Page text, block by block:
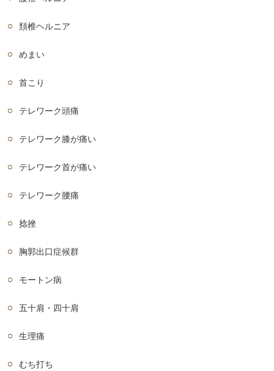
頚椎ヘルニア
めまい
首こり
テレワーク頭痛
テレワーク膝が痛い
テレワーク首が痛い
テレワーク腰痛
捻挫
胸郭出口症候群
モートン病
五十肩・四十肩
生理痛
むち打ち